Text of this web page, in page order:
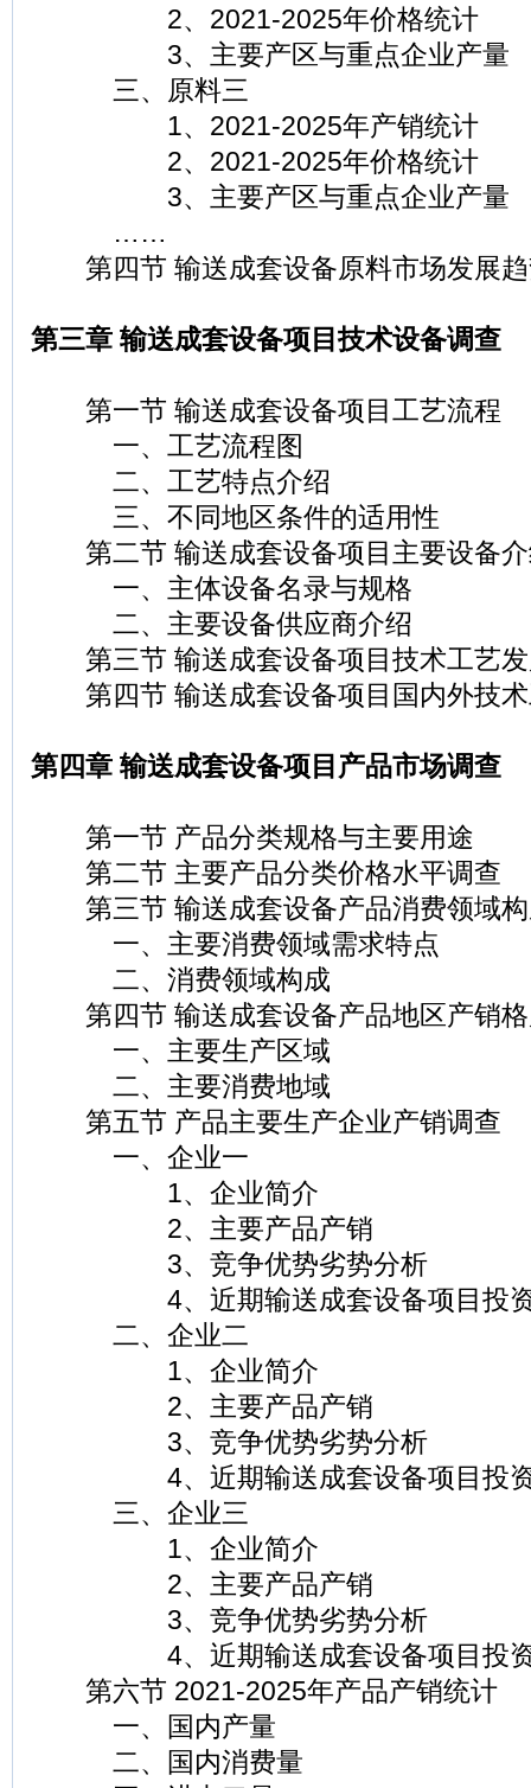
2、2021-2025年价格统计
3、主要产区与重点企业产量
三、原料三
1、2021-2025年产销统计
2、2021-2025年价格统计
3、主要产区与重点企业产量
……
第四节 输送成套设备原料市场发展趋
第三章 输送成套设备项目技术设备调查
第一节 输送成套设备项目工艺流程
一、工艺流程图
二、工艺特点介绍
三、不同地区条件的适用性
第二节 输送成套设备项目主要设备
一、主体设备名录与规格
二、主要设备供应商介绍
第三节 输送成套设备项目技术工艺发
第四节 输送成套设备项目国内外技术
第四章 输送成套设备项目产品市场调查
第一节 产品分类规格与主要用途
第二节 主要产品分类价格水平调查
第三节 输送成套设备产品消费领域构
一、主要消费领域需求特点
二、消费领域构成
第四节 输送成套设备产品地区产销
一、主要生产区域
二、主要消费地域
第五节 产品主要生产企业产销调查
一、企业一
1、企业简介
2、主要产品产销
3、竞争优势劣势分析
4、近期输送成套设备项目投资
二、企业二
1、企业简介
2、主要产品产销
3、竞争优势劣势分析
4、近期输送成套设备项目投资
三、企业三
1、企业简介
2、主要产品产销
3、竞争优势劣势分析
4、近期输送成套设备项目投资
第六节 2021-2025年产品产销统计
一、国内产量
二、国内消费量